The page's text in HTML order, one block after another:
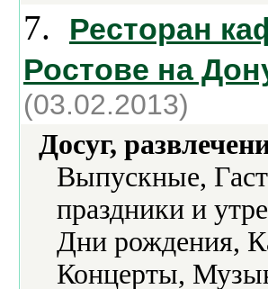
7.
Ресторан
Ростове на
(03.02.2013)
Досуг,
Выпускные,
праздники и
Дни рождения,
Концерты,